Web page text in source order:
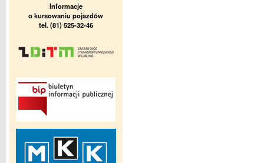
Informacje
o kursowaniu pojazdów
tel. (81) 525-32-46